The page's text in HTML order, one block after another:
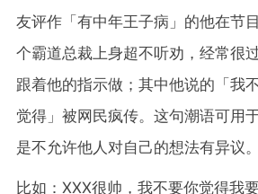
友评作「有中年王子病」的他在节
个霸道总裁上身超不听劝，经常很
跟着他的指示做；其中他说的「我
觉得」被网民疯传。这句潮语可用
是不允许他人对自己的想法有异议。
比如：XXX很帅，我不要你觉得我